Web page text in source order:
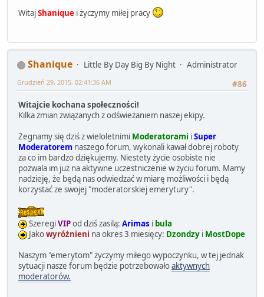
WitajShanique i życzymy miłej pracy
Shanique Little By Day Big By Night
Administrator
#86
Grudzień 29, 2015, 02:41:36 AM
Witajcie kochana społeczności!
Kilka zmian związanych z odświeżaniem naszej ekipy.
Żegnamy się dziś z wieloletnimi Moderatorami iSuper
Moderatorem naszego forum, wykonali kawał dobrej roboty
za co im bardzo dziękujemy. Niestety życie osobiste nie
pozwala im już na aktywne uczestniczenie w życiu forum. Mamy
nadzieję, że będą nas odwiedzać w miarę możliwości i będą
korzystać ze swojej "moderatorskiej emerytury".
SzeregiVIPod dziś zasilą: Arimas i bula
Jakowyróżnieni na okres 3 miesięcy: Dzondzy i MostDope
Naszym "emerytom" życzymy miłego wypoczynku, w tej jednak
sytuacji nasze forum będzie potrzebowałoaktywnych
moderatorów.